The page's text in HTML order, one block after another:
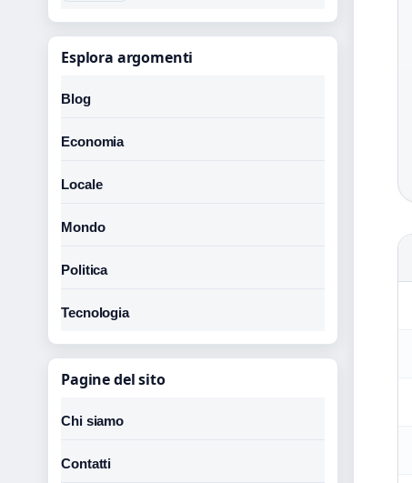
Esplora argomenti
Blog
Economia
Locale
Mondo
Politica
Tecnologia
Pagine del sito
Chi siamo
Contatti